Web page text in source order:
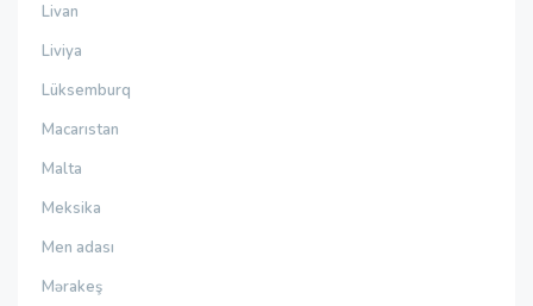
Livan
Liviya
Lüksemburq
Macarıstan
Malta
Meksika
Men adası
Mərakeş